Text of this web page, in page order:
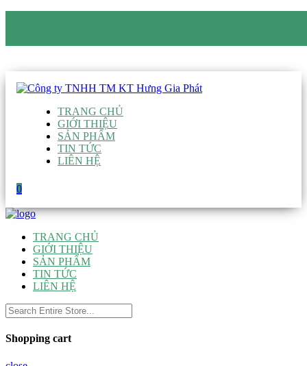
TRANG CHỦ
GIỚI THIỆU
SẢN PHẨM
TIN TỨC
LIÊN HỆ
0
TRANG CHỦ
GIỚI THIỆU
SẢN PHẨM
TIN TỨC
LIÊN HỆ
Shopping cart